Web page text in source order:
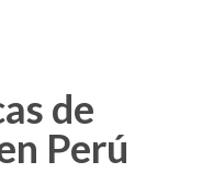
de
Perú